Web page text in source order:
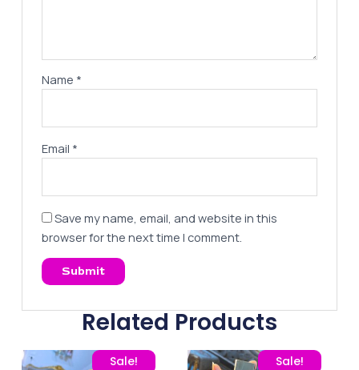
Name *
Email *
Save my name, email, and website in this
browser for the next time I comment.
Related Products
Sale!
Original price was: 260,00 EGP.
Current price is: 195,00 EGP. Sale!
Original price was:
Current